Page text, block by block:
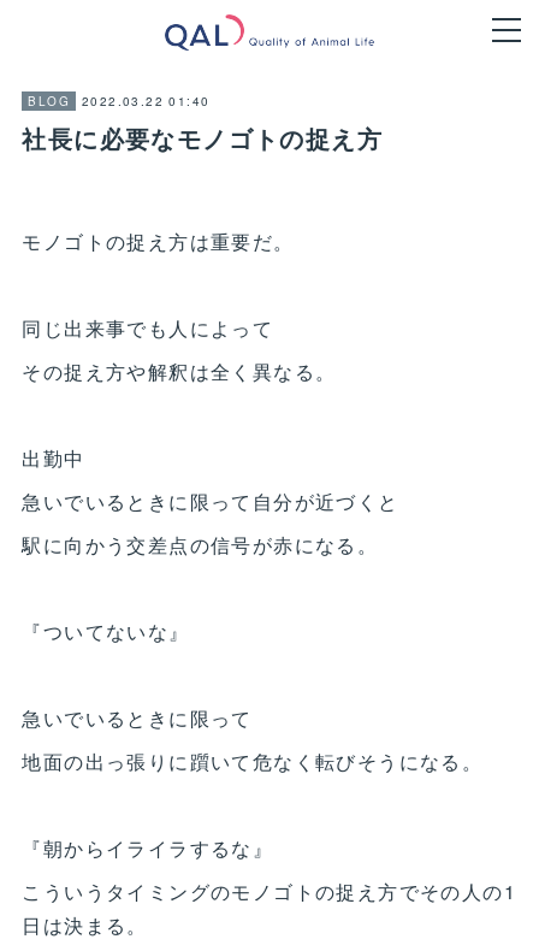
BLOG 2022.03.22 01:40
社長に必要なモノゴトの捉え方
モノゴトの捉え方は重要だ。
同じ出来事でも人によって
その捉え方や解釈は全く異なる。
出勤中
急いでいるときに限って自分が近づくと
駅に向かう交差点の信号が赤になる。
『ついてないな』
急いでいるときに限って
地面の出っ張りに躓いて危なく転びそうになる。
『朝からイライラするな』
こういうタイミングのモノゴトの捉え方でその人の1
日は決まる。